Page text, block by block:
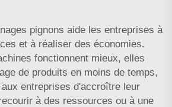
pignons aide les entreprises à
et à réaliser des économies.
fonctionnent mieux, elles
de produits en moins de temps,
entreprises d'accroître leur
à des ressources ou à une